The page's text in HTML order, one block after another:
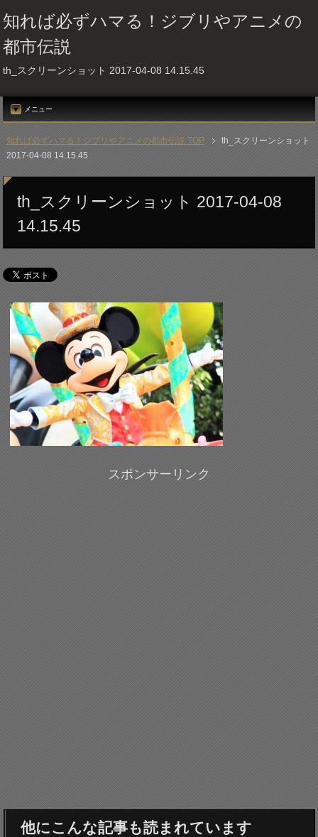
知れば必ずハマる！ジブリやアニメの
都市伝説
th_スクリーンショット 2017-04-08 14.15.45
メニュー
知れば必ずハマる！ジブリやアニメの都市伝説 TOP
th_スクリーンショット
2017-04-08 14.15.45
th_スクリーンショット 2017-04-08
14.15.45
スポンサーリンク
他にこんな記事も読まれています